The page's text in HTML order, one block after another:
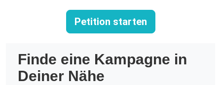
Petition starten
Finde eine Kampagne in
Deiner Nähe